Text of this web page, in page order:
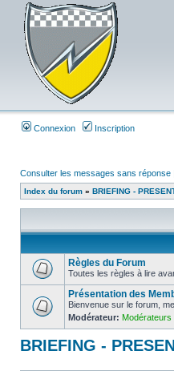
Connexion Inscription
Consulter les messages sans réponse
Index du forum » BRIEFING -
Règles du Forum
Toutes les règles à lire
Présentation des
Bienvenue sur le forum,
Modérateur: Modérateurs
BRIEFING -